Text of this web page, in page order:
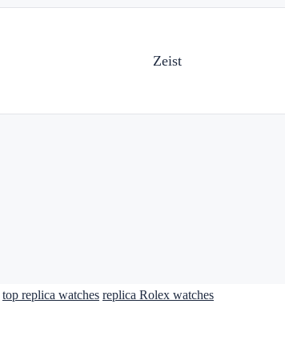
Zeist
top replica watches replica Rolex watches